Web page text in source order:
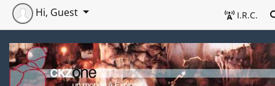
I.R.C.
Hi, Guest